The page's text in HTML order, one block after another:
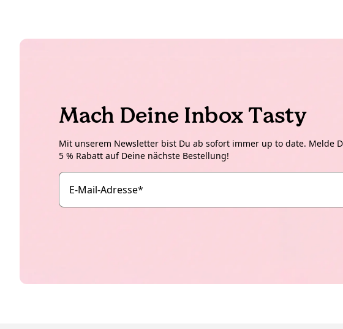
Mach Deine Inbox Tasty
Mit unserem Newsletter bist Du ab sofort immer up to date. Melde
5 % Rabatt auf Deine nächste Bestellung!
E-Mail-Adresse*